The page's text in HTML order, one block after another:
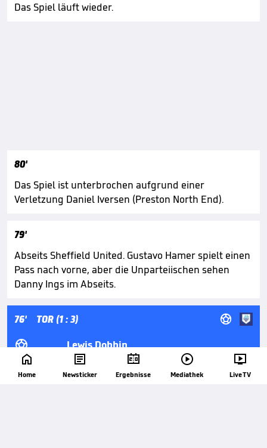
Das Spiel läuft wieder.
80'
Das Spiel ist unterbrochen aufgrund einer
Verletzung Daniel Iversen (Preston North End).
79'
Abseits Sheffield United. Gustavo Hamer spielt einen
Pass nach vorne, aber die Unparteiischen sehen
Danny Ings im Abseits.
76' TOR (1 : 3) 
 Lewis Dobbin

Alfie Devine

Home

Newsticker

Ergebnisse

Mediathek

Live TV